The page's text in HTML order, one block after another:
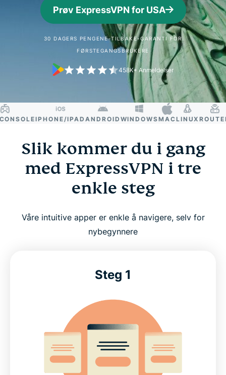
Prøv ExpressVPN for USA
30 DAGERS PENGENE-TILBAKE-GARANTI FOR
FØRSTEGANGSBRUKERE
458K+ Anmeldelser
IPHONE/IPADANDROIDWINDOWSMACLINUX ROUTER
Slik kommer du i gang
med ExpressVPN i tre
enkle steg
Våre intuitive apper er enkle å navigere, selv for
nybegynnere
Steg 1